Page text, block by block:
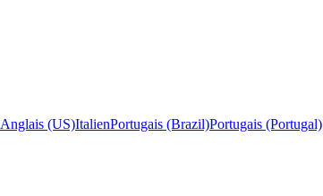
Anglais (US)ItalienPortugais (Brazil)Portugais (Portugal)